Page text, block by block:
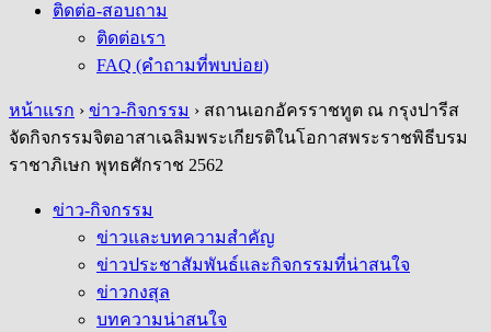
ติดต่อ-สอบถาม
ติดต่อเรา
FAQ (คำถามที่พบบ่อย)
หน้าแรก › ข่าว-กิจกรรม › สถานเอกอัครราชทูต ณ กรุงปารีส
จัดกิจกรรมจิตอาสาเฉลิมพระเกียรติในโอกาสพระราชพิธีบรม
ราชาภิเษก พุทธศักราช 2562
ข่าว-กิจกรรม
ข่าวและบทความสำคัญ
ข่าวประชาสัมพันธ์และกิจกรรมที่น่าสนใจ
ข่าวกงสุล
บทความน่าสนใจ